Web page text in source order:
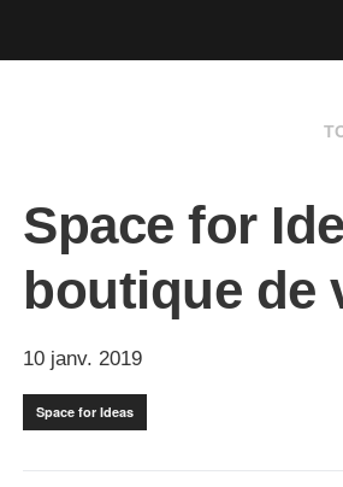
Space for
boutique de
10 janv. 2019
Space for Ideas